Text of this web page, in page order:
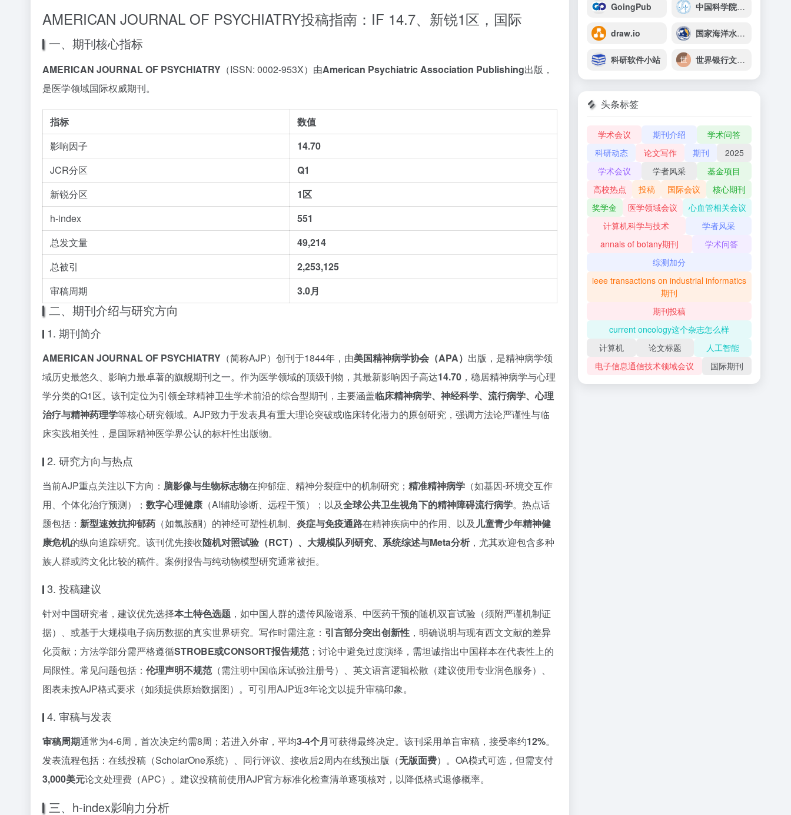
AMERICAN JOURNAL OF PSYCHIATRY投稿指南：IF 14.7、新锐1区，国际
一、期刊核心指标
AMERICAN JOURNAL OF PSYCHIATRY （ISSN: 0002-953X）由American Psychiatric Association Publishing出版，
是医学领域国际权威期刊。
指标
数值
影响因子
14.70
JCR分区
Q1
新锐分区
1区
h-index
551
总发文量
49,214
总被引
2,253,125
审稿周期
3.0月
二、期刊介绍与研究方向
1. 期刊简介
AMERICAN JOURNAL OF PSYCHIATRY （简称AJP）创刊于1844年，由美国精神病学协会（APA） 出版，是精神病学领
域历史最悠久、影响力最卓著的旗舰期刊之一。作为医学领域的顶级刊物，其最新影响因子高达14.70 ，稳居精神病学与心理
学分类的Q1区。该刊定位为引领全球精神卫生学术前沿的综合型期刊，主要涵盖临床精神病学、神经科学、流行病学、心理
治疗与精神药理学等核心研究领域。AJP致力于发表具有重大理论突破或临床转化潜力的原创研究，强调方法论严谨性与临
床实践相关性，是国际精神医学界公认的标杆性出版物。
2. 研究方向与热点
当前AJP重点关注以下方向： 脑影像与生物标志物在抑郁症、精神分裂症中的机制研究； 精准精神病学 （如基因-环境交互作
用、个体化治疗预测）； 数字心理健康 （AI辅助诊断、远程干预）；以及全球公共卫生视角下的精神障碍流行病学。热点话
题包括： 新型速效抗抑郁药 （如氯胺酮）的神经可塑性机制、 炎症与免疫通路在精神疾病中的作用、以及儿童青少年精神健
康危机的纵向追踪研究。该刊优先接收随机对照试验（RCT）、大规模队列研究、系统综述与Meta分析 ，尤其欢迎包含多种
族人群或跨文化比较的稿件。案例报告与纯动物模型研究通常被拒。
3. 投稿建议
针对中国研究者，建议优先选择本土特色选题 ，如中国人群的遗传风险谱系、中医药干预的随机双盲试验（须附严谨机制证
据）、或基于大规模电子病历数据的真实世界研究。写作时需注意： 引言部分突出创新性 ，明确说明与现有西文文献的差异
化贡献；方法学部分需严格遵循STROBE或CONSORT报告规范 ；讨论中避免过度演绎，需坦诚指出中国样本在代表性上的
局限性。常见问题包括： 伦理声明不规范 （需注明中国临床试验注册号）、英文语言逻辑松散（建议使用专业润色服务）、
图表未按AJP格式要求（如须提供原始数据图）。可引用AJP近3年论文以提升审稿印象。
4. 审稿与发表
审稿周期通常为4-6周，首次决定约需8周；若进入外审，平均3-4个月可获得最终决定。该刊采用单盲审稿，接受率约12%。
发表流程包括：在线投稿（ScholarOne系统）、同行评议、接收后2周内在线预出版（无版面费）。OA模式可选，但需支付
3,000美元论文处理费（APC）。建议投稿前使用AJP官方标准化检查清单逐项核对，以降低格式退修概率。
三、h-index影响力分析
GoingPub 中国科学院水生生物研究所
draw.io 国家海洋水产种质资源库
科研软件小站 世界银行文件与报告库
头条标签
学术会议 期刊介绍
学术问答
科研动态
论文写作 期刊
2025
学术会议
学者风采
基金项目
高校热点
投稿 国际会议
核心期刊
奖学金
医学领域会议
心血管相关会议
计算机科学与技术
学者风采
annals of botany期刊
学术问答
综测加分
ieee transactions on industrial informatics
期刊
期刊投稿
current oncology这个杂志怎么样
计算机
论文标题
人工智能
电子信息通信技术领域会议
国际期刊